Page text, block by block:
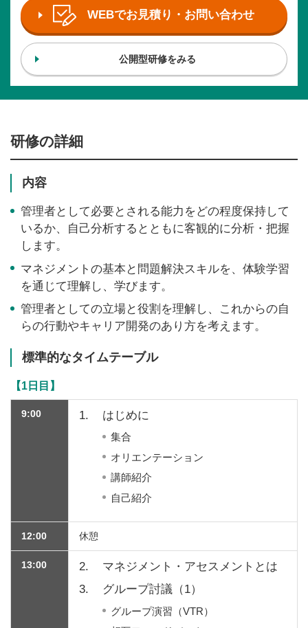
WEBでお見積り・お問い合わせ
公開型研修をみる
研修の詳細
内容
管理者として必要とされる能力をどの程度保持して
いるか、自己分析するとともに客観的に分析・把握
します。
マネジメントの基本と問題解決スキルを、体験学習
を通じて理解し、学びます。
管理者としての立場と役割を理解し、これからの自
らの行動やキャリア開発のあり方を考えます。
標準的なタイムテーブル
【1日目】
9:00 1. はじめに
集合
オリエンテーション
講師紹介
自己紹介
12:00 休憩
13:00 2.
マネジメント・アセスメントとは
3.
グループ討議（1）
グループ演習（VTR）